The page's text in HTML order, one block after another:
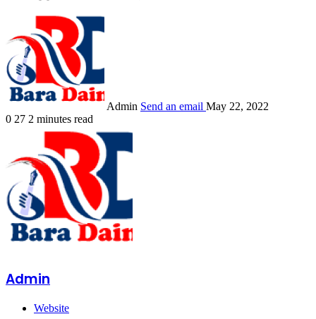
Admin Send an email May 22, 2022
0 27 2 minutes read
Admin
Website